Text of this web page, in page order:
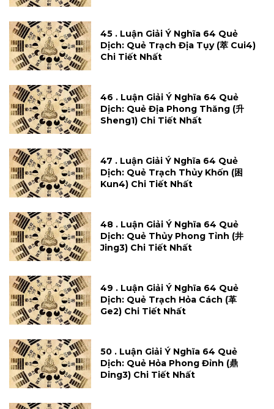
45 . Luận Giải Ý Nghĩa 64 Quẻ
Dịch: Quẻ Trạch Địa Tụy (萃 Cui4)
Chi Tiết Nhất
46 . Luận Giải Ý Nghĩa 64 Quẻ
Dịch: Quẻ Địa Phong Thăng (升
Sheng1) Chi Tiết Nhất
47 . Luận Giải Ý Nghĩa 64 Quẻ
Dịch: Quẻ Trạch Thủy Khốn (困
Kun4) Chi Tiết Nhất
48 . Luận Giải Ý Nghĩa 64 Quẻ
Dịch: Quẻ Thủy Phong Tỉnh (井
Jing3) Chi Tiết Nhất
49 . Luận Giải Ý Nghĩa 64 Quẻ
Dịch: Quẻ Trạch Hỏa Cách (革
Ge2) Chi Tiết Nhất
50 . Luận Giải Ý Nghĩa 64 Quẻ
Dịch: Quẻ Hỏa Phong Đỉnh (鼎
Ding3) Chi Tiết Nhất